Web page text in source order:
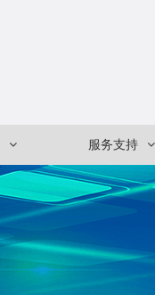
服务支持